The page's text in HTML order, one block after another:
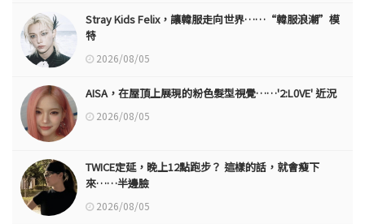
Stray Kids Felix，讓韓服走向世界……“韓服浪潮”模
特
2026/08/05
AISA，在屋頂上展現的粉色髮型視覺……'2:L0VE' 近況
2026/08/05
TWICE定延，晚上12點跑步？ 這樣的話，就會瘦下
來……半邊臉
2026/08/05